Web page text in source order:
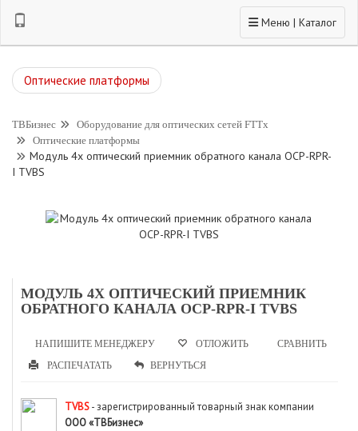
Toggle navigation
Меню | Каталог
Оптические платформы
ТВБизнес
Оборудование для оптических сетей FTTx
Оптические платформы
Модуль 4х оптический приемник обратного канала OCP-RPR-
I TVBS
МОДУЛЬ 4Х ОПТИЧЕСКИЙ ПРИЕМНИК
ОБРАТНОГО КАНАЛА OCP-RPR-I TVBS
НАПИШИТЕ МЕНЕДЖЕРУ ОТЛОЖИТЬ
СРАВНИТЬ
РАСПЕЧАТАТЬ
ВЕРНУТЬСЯ
TVBS- зарегистрированный товарный знак компании
ООО «ТВБизнес»